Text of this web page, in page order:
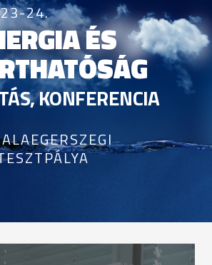
24.
ÉS
KONFERENCIA